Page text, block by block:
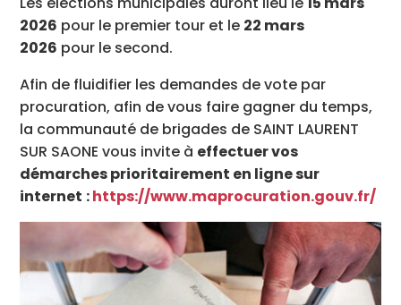
2026 pour le premier tour et le 22 mars
2026 pour le second.
Afin de fluidifier les demandes de vote par
procuration, afin de vous faire gagner du temps,
la communauté de brigades de SAINT LAURENT
SUR SAONE vous invite à effectuer vos
démarches prioritairement en ligne sur
internet :https://www.maprocuration.gouv.fr/